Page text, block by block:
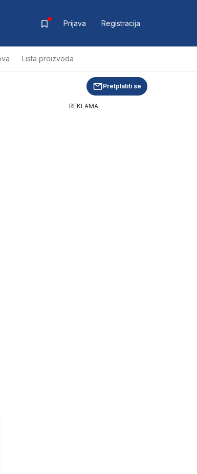
Prijava Registracija
Lista proizvoda
Pretplatiti se
REKLAMA